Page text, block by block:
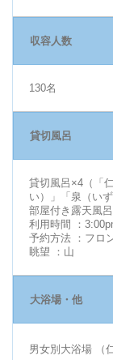
収容人数
130名
貸切風呂
貸切風呂×4（「
い）」「泉（いず
部屋付き露天風
利用時間 ：
予約方法 ：フロ
眺望 ：山
大浴場・他
男女別大浴場 （